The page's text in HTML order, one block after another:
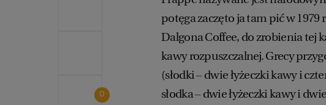
potęga zaczęto ja tam pić w
Dalgona Coffee, do zrobienia tej
kawy rozpuszczalnej. Grecy
(słodki – dwie łyżeczki kawy i
słodka – dwie łyżeczki kawy i
0